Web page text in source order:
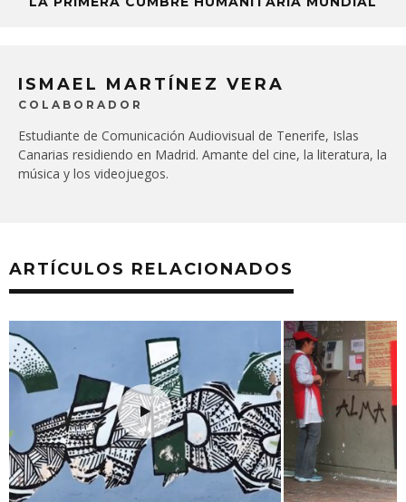
ISMAEL MARTÍNEZ VERA
COLABORADOR
Estudiante de Comunicación Audiovisual de Tenerife, Islas
Canarias residiendo en Madrid. Amante del cine, la literatura, la
música y los videojuegos.
ARTÍCULOS RELACIONADOS